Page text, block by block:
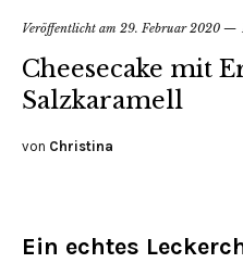
Veröffentlicht am 29. Februar 2020
Cheesecake mit
Salzkaramell
von Christina
Ein echtes